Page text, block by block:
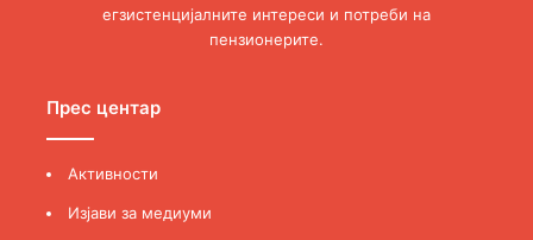
егзистенцијалните интереси и потреби на
пензионерите.
Прес центар
Активности
Изјави за медиуми